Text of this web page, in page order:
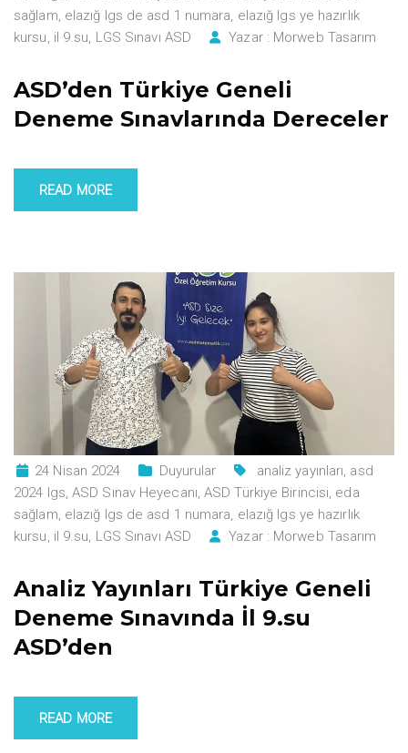
sağlam, elazığ lgs de asd 1 numara, elazığ lgs ye hazırlık
kursu, il 9.su, LGS Sınavı ASD Yazar : Morweb Tasarım
ASD’den Türkiye Geneli
Deneme Sınavlarında Dereceler
READ MORE
24 Nisan 2024 Duyurular analiz yayınları, asd
2024 lgs,ASD Sınav Heyecanı,ASD Türkiye Birincisi, eda
sağlam, elazığ lgs de asd 1 numara, elazığ lgs ye hazırlık
kursu, il 9.su, LGS Sınavı ASD Yazar : Morweb Tasarım
Analiz Yayınları Türkiye Geneli
Deneme Sınavında İl 9.su
ASD’den
READ MORE